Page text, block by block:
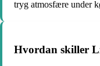
tryg atmosfære under
Hvordan skiller